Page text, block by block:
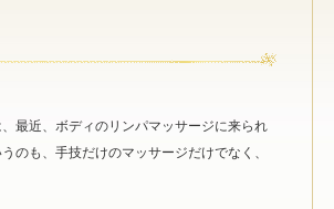
最近、ボディのリンパマッサージに来られ
のも、手技だけのマッサージだけでなく、